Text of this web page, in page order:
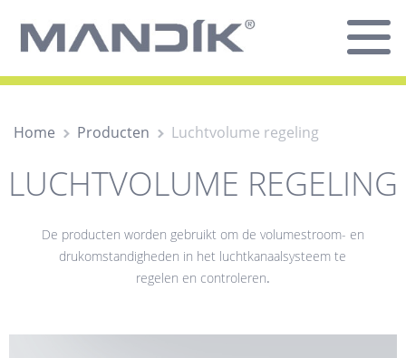
Home Producten Luchtvolume regeling
LUCHTVOLUME REGELING
De producten worden gebruikt om de volumestroom- en
drukomstandigheden in het luchtkanaalsysteem te
regelen en controleren.